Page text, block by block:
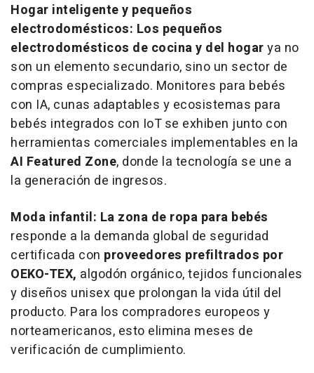
Hogar inteligente y pequeños
electrodomésticos: Los pequeños
electrodomésticos de cocina y del hogarya no
son un elemento secundario, sino un sector de
compras especializado. Monitores para bebés
con IA, cunas adaptables y ecosistemas para
bebés integrados con IoT se exhiben junto con
herramientas comerciales implementables en la
AI Featured Zone, donde la tecnología se une a
la generación de ingresos.
Moda infantil: La zona de ropa para bebés
responde a la demanda global de seguridad
certificada con proveedores prefiltrados por
OEKO-TEX, algodón orgánico, tejidos funcionales
y diseños unisex que prolongan la vida útil del
producto. Para los compradores europeos y
norteamericanos, esto elimina meses de
verificación de cumplimiento.